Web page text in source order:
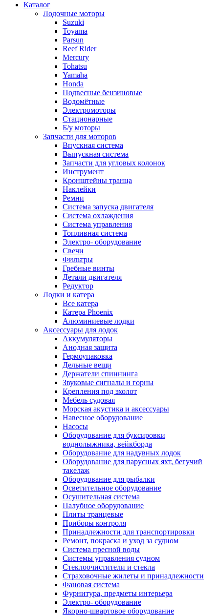
Каталог
Лодочные моторы
Suzuki
Toyama
Parsun
Reef Rider
Mercury
Tohatsu
Yamaha
Honda
Подвесные бензиновые
Водомётные
Электромоторы
Стационарные
Б/у моторы
Запчасти для моторов
Впускная система
Выпускная система
Запчасти для угловых колонок
Инструмент
Кронштейны транца
Наклейки
Ремни
Система запуска двигателя
Система охлаждения
Система управления
Топливная система
Электро- оборудование
Свечи
Фильтры
Гребные винты
Детали двигателя
Редуктор
Лодки и катера
Все катера
Катера Phoenix
Алюминиевые лодки
Аксессуары для лодок
Аккумуляторы
Анодная защита
Гермоупаковка
Дельные вещи
Держатели спиннинга
Звуковые сигналы и горны
Крепления под эхолот
Мебель судовая
Морская акустика и аксессуары
Навесное оборудование
Насосы
Оборудование для буксировки
воднолыжника, вейкборда
Оборудование для надувных лодок
Оборудование для парусных яхт, бегучий
такелаж
Оборудование для рыбалки
Осветительное оборудование
Осушительная система
Палубное оборудование
Плиты транцевые
Приборы контроля
Принадлежности для транспортировки
Ремонт, покраска и уход за судном
Система пресной воды
Системы управления судном
Стеклоочистители и стекла
Страховочные жилеты и принадлежности
Фановая система
Фурнитура, предметы интерьера
Электро- оборудование
Якорно-швартовое оборудование